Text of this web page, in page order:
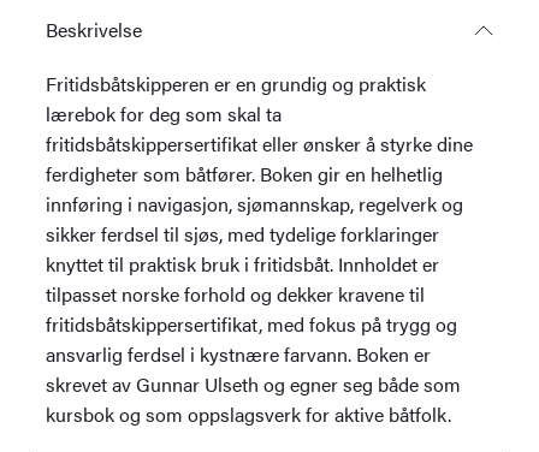
Beskrivelse
Fritidsbåtskipperen er en grundig og praktisk
lærebok for deg som skal ta
fritidsbåtskippersertifikat eller ønsker å styrke dine
ferdigheter som båtfører. Boken gir en helhetlig
innføring i navigasjon, sjømannskap, regelverk og
sikker ferdsel til sjøs, med tydelige forklaringer
knyttet til praktisk bruk i fritidsbåt. Innholdet er
tilpasset norske forhold og dekker kravene til
fritidsbåtskippersertifikat, med fokus på trygg og
ansvarlig ferdsel i kystnære farvann. Boken er
skrevet av Gunnar Ulseth og egner seg både som
kursbok og som oppslagsverk for aktive båtfolk.